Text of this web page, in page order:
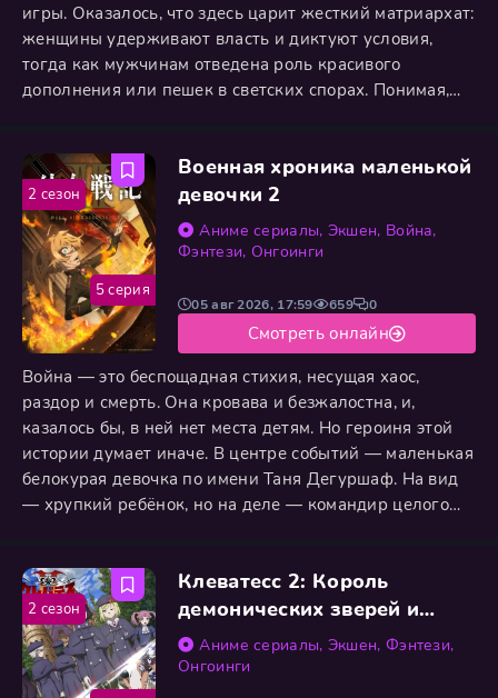
игры. Оказалось, что здесь царит жесткий матриархат:
женщины удерживают власть и диктуют условия,
тогда как мужчинам отведена роль красивого
дополнения или пешек в светских спорах. Понимая,
системой. Он задействует все свои знания о секретах
игры и находит мощное оружие прошлого — древний
летающий
Военная хроника маленькой
девочки 2
Аниме сериалы, Экшен, Война,
Фэнтези, Онгоинги
Война — это беспощадная стихия, несущая хаос,
раздор и смерть. Она кровава и безжалостна, и,
казалось бы, в ней нет места детям. Но героиня этой
истории думает иначе. В центре событий — маленькая
белокурая девочка по имени Таня Дегуршаф. На вид
— хрупкий ребёнок, но на деле — командир целого
детства Таня стремилась к вершинам: она грезила
военной академией и добилась своего, став лучшей
ученицей. Теперь,
05 авг 2026, 17:59 659 0
Смотреть онлайн
5 серия
2 сезон
Клеватесс 2: Король
демонических зверей и
легенда о ложном герое
Аниме сериалы, Экшен, Фэнтези,
Онгоинги
2 сезон